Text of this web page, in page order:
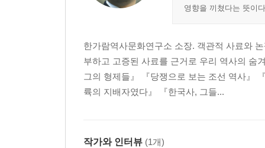
영향을 끼쳤다는 뜻이
한가람역사문화연구소 소장. 객관적 사료와
부하고 고증된 사료를 근거로 우리 역사의 숨
그의 형제들』 『당쟁으로 보는 조선 역사』
륙의 지배자였다』 『한국사, 그들...
작가와 인터뷰 (1개)